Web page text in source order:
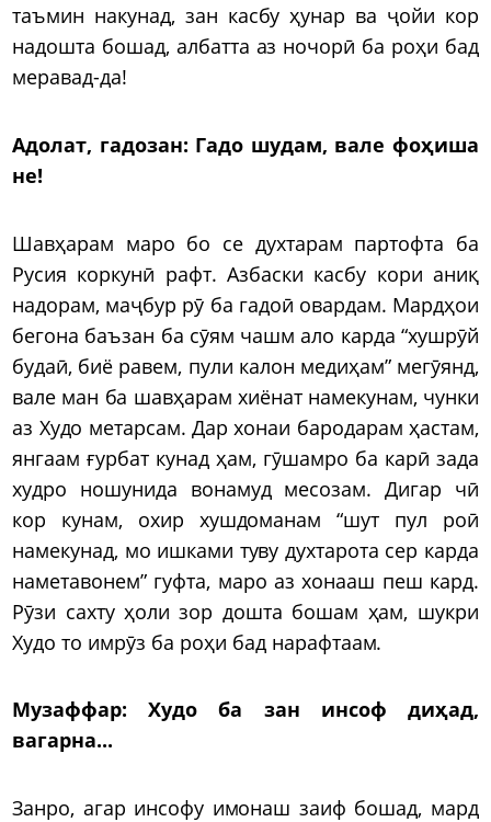
таъмин накунад, зан касбу ҳунар ва ҷойи кор
надошта бошад, албатта аз ночорӣ ба роҳи бад
меравад-да!
Адолат, гадозан: Гадо шудам, вале фоҳиша
не!
Шавҳарам маро бо се духтарам партофта ба
Русия коркунӣ рафт. Азбаски касбу кори аниқ
надорам, маҷбур рӯ ба гадоӣ овардам. Мардҳои
бегона баъзан ба сӯям чашм ало карда “хушрӯй
будаӣ, биё равем, пули калон медиҳам” мегӯянд,
вале ман ба шавҳарам хиёнат намекунам, чунки
аз Худо метарсам. Дар хонаи бародарам ҳастам,
янгаам ғурбат кунад ҳам, гӯшамро ба карӣ зада
худро ношунида вонамуд месозам. Дигар чӣ
кор кунам, охир хушдоманам “шут пул роӣ
намекунад, мо ишками туву духтарота сер карда
наметавонем” гуфта, маро аз хонааш пеш кард.
Рӯзи сахту ҳоли зор дошта бошам ҳам, шукри
Худо то имрӯз ба роҳи бад нарафтаам.
Музаффар:Худо ба зан инсоф диҳад,
вагарна...
Занро, агар инсофу имонаш заиф бошад, мард